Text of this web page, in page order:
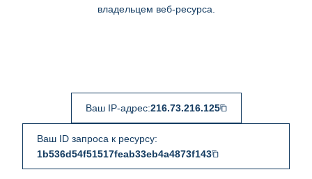
владельцем веб-ресурса.
Ваш IP-адрес:216.73.216.125
Ваш ID запроса к ресурсу:
1b536d54f51517feab33eb4a4873f143